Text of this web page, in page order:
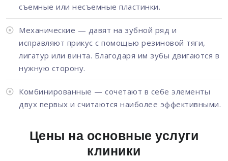
съемные или несъемные пластинки.
Механические — давят на зубной ряд и
исправляют прикус с помощью резиновой тяги,
лигатур или винта. Благодаря им зубы двигаются в
нужную сторону.
Комбинированные — сочетают в себе элементы
двух первых и считаются наиболее эффективными.
Цены на основные услуги
клиники